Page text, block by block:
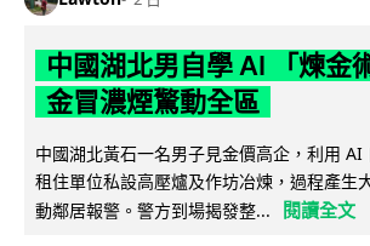
中國湖北男自學 AI 「煉金
金冒濃煙驚動全區
中國湖北黃石一名男子見金價高企，利用 AI
租住單位私設高壓爐及作坊冶煉，過程產生
動鄰居報警。警方到場揭發整...
閱讀全文